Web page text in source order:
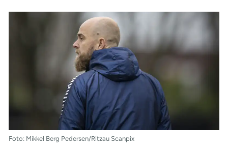
Foto: Mikkel Berg Pedersen/Ritzau Scanpix